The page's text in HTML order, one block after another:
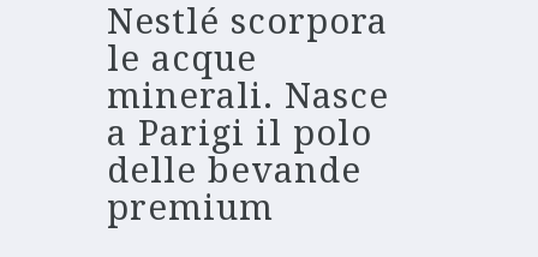
Nestlé scorpora
le acque
minerali. Nasce
a Parigi il polo
delle bevande
premium